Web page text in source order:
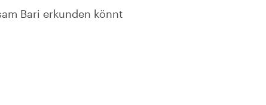
Bari erkunden könnt